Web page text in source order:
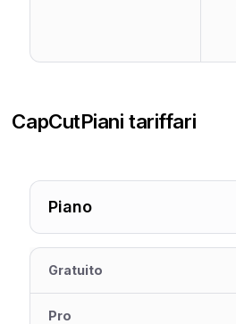
CapCutPiani tariffari
Piano
Gratuito
Pro